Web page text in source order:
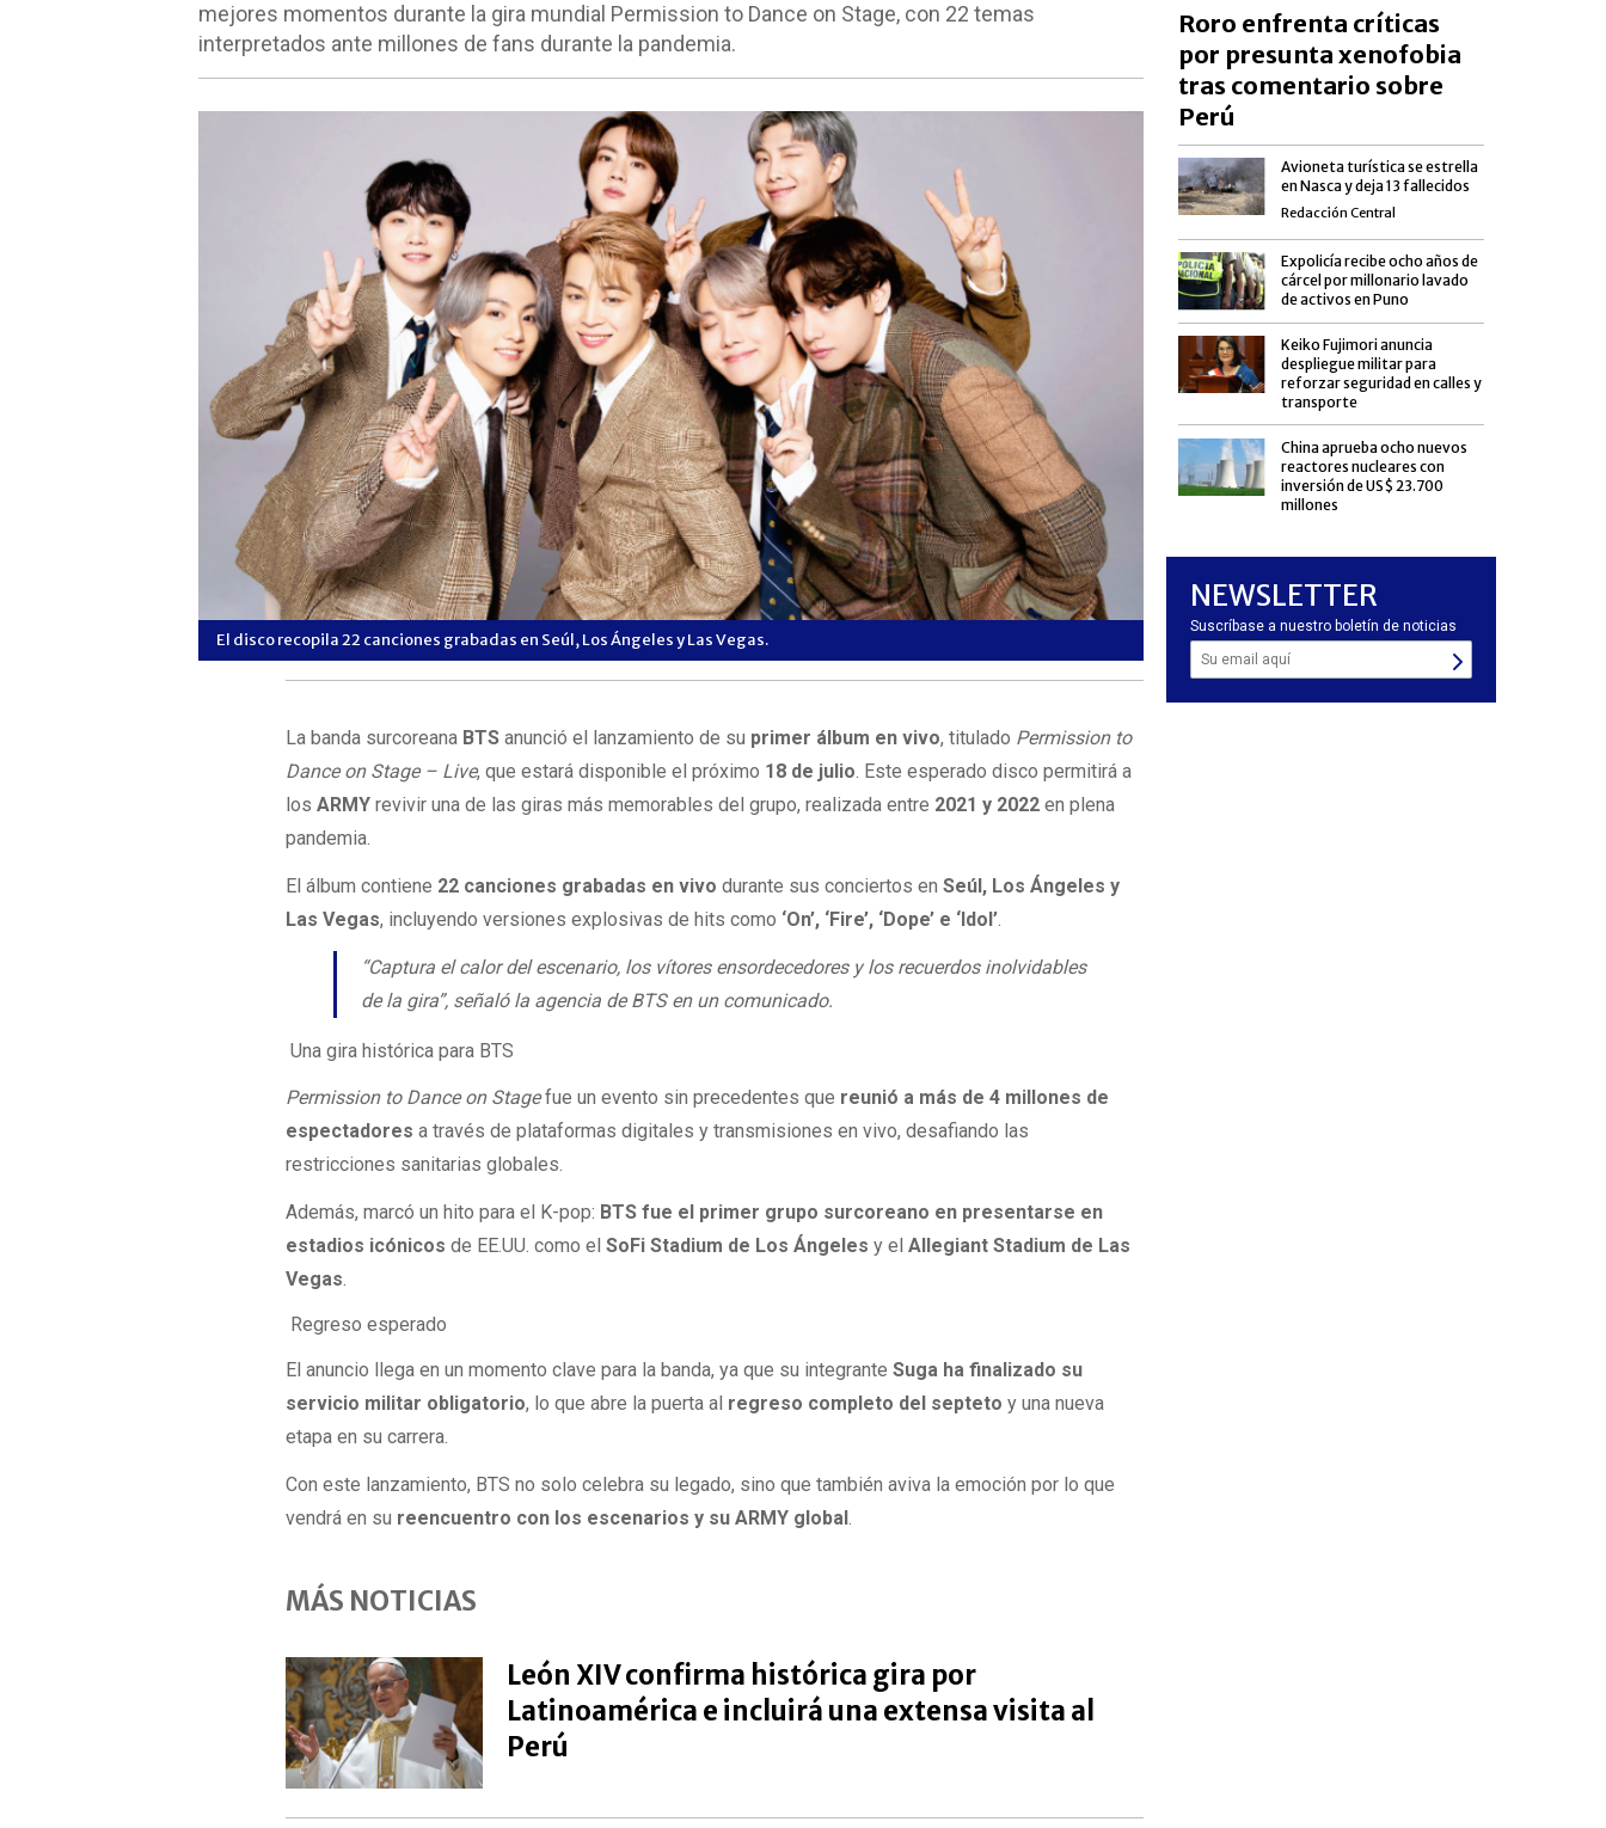
mejores momentos durante la gira mundial Permission to Dance on Stage, con 22 temas
interpretados ante millones de fans durante la pandemia.
El disco recopila 22 canciones grabadas en Seúl, Los Ángeles y Las Vegas. El disco recopila 22 canciones grabadas en Seúl, Los
La banda surcoreana BTS anunció el lanzamiento de su primer álbum en vivo, titulado Permission to
Dance on Stage – Live, que estará disponible el próximo 18 de julio. Este esperado disco permitirá a
losARMY revivir una de las giras más memorables del grupo, realizada entre 2021 y 2022 en plena
pandemia.
El álbum contiene 22 canciones grabadas en vivo durante sus conciertos enSeúl, Los Ángeles y
Las Vegas, incluyendo versiones explosivas de hits como ‘On’, ‘Fire’, ‘Dope’ e ‘Idol’.
“Captura el calor del escenario, los vítores ensordecedores y los recuerdos inolvidables
de la gira”, señaló la agencia de BTS en un comunicado.
Una gira histórica para BTS
Permission to Dance on Stagefue un evento sin precedentes que reunió a más de 4 millones de
espectadores a través de plataformas digitales y transmisiones en vivo, desafiando las
restricciones sanitarias globales.
Además, marcó un hito para el K-pop: BTS fue el primer grupo surcoreano en presentarse en
estadios icónicos de EE.UU. como elSoFi Stadium de Los Ángeles y elAllegiant Stadium de Las
Vegas
Regreso esperado
El anuncio llega en un momento clave para la banda, ya que su integranteSuga ha finalizado su
servicio militar obligatorio, lo que abre la puerta al regreso completo del septeto y una nueva
etapa en su carrera.
Con este lanzamiento, BTS no solo celebra su legado, sino que también aviva la emoción por lo que
vendrá en su reencuentro con los escenarios y su ARMY global.
MÁS NOTICIAS
León XIV confirma histórica gira por
Latinoamérica e incluirá una extensa visita al
Perú
Roro enfrenta críticas
por presunta xenofobia
tras comentario sobre
Perú
Avioneta turística se estrella
en Nasca y deja 13 fallecidos
Redacción Central
Expolicía recibe ocho años de
cárcel por millonario lavado
de activos en Puno
Keiko Fujimori anuncia
despliegue militar para
reforzar seguridad en calles y
transporte
China aprueba ocho nuevos
reactores nucleares con
inversión de US$ 23.700
millones
NEWSLETTER
Suscríbase a nuestro boletín de noticias